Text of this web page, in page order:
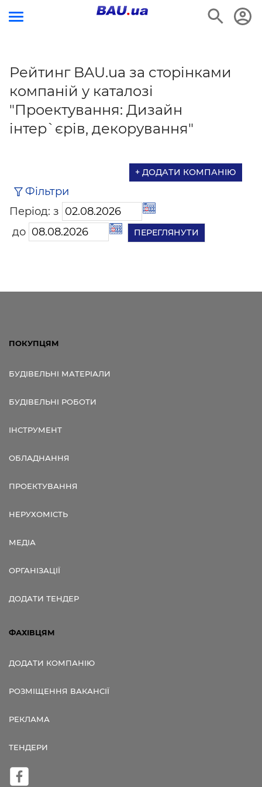
Рейтинг BAU.ua за сторінками
компаній у каталозі
"Проектування: Дизайн
інтер`єрів, декорування"
+ ДОДАТИ КОМПАНІЮ
Фільтри
Період: з
до
ПОКУПЦЯМ
БУДІВЕЛЬНІ МАТЕРІАЛИ
БУДІВЕЛЬНІ РОБОТИ
ІНСТРУМЕНТ
ОБЛАДНАННЯ
ПРОЕКТУВАННЯ
НЕРУХОМІСТЬ
МЕДІА
ОРГАНІЗАЦІЇ
ДОДАТИ ТЕНДЕР
ФАХІВЦЯМ
ДОДАТИ КОМПАНІЮ
РОЗМІЩЕННЯ ВАКАНСІЇ
РЕКЛАМА
ТЕНДЕРИ